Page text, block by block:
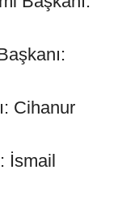
Cihanur
İsmail